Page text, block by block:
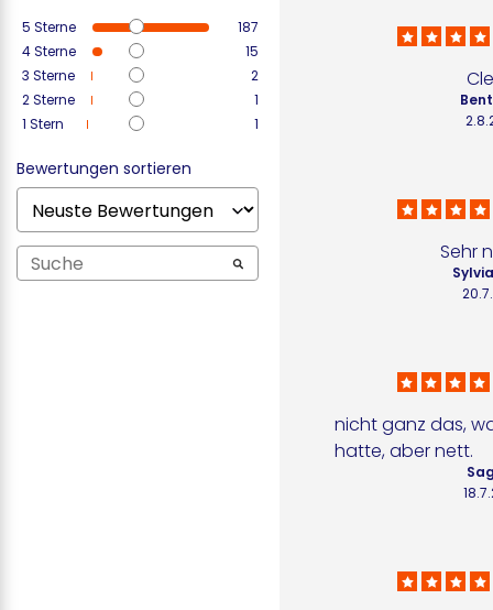
5 Sterne
187
4Sterne
15
3 Sterne
2
2Sterne
1
1 Stern 1
Bewertungen sortieren
Sehr
nicht ganz das,
hatte, aber nett.